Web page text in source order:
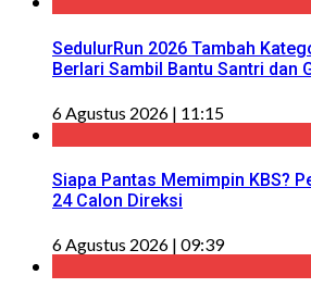
SedulurRun 2026 Tambah
Berlari Sambil Bantu Santri dan
6 Agustus 2026 | 11:15
Siapa Pantas Memimpin KBS?
24 Calon Direksi
6 Agustus 2026 | 09:39